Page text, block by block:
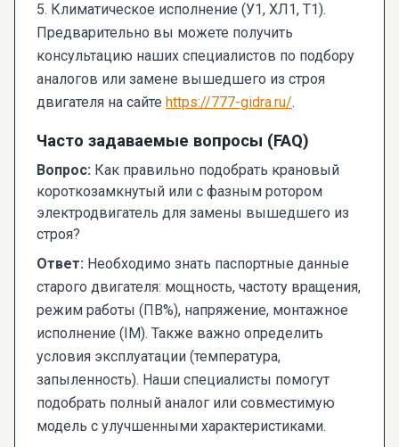
5. Климатическое исполнение (У1, ХЛ1, Т1).
Предварительно вы можете получить
консультацию наших специалистов по подбору
аналогов или замене вышедшего из строя
двигателя на сайте https://777-gidra.ru/.
Часто задаваемые вопросы (FAQ)
Вопрос: Как правильно подобрать крановый
короткозамкнутый или с фазным ротором
электродвигатель для замены вышедшего из
строя?
Ответ: Необходимо знать паспортные данные
старого двигателя: мощность, частоту вращения,
режим работы (ПВ%), напряжение, монтажное
исполнение (IM). Также важно определить
условия эксплуатации (температура,
запыленность). Наши специалисты помогут
подобрать полный аналог или совместимую
модель с улучшенными характеристиками.